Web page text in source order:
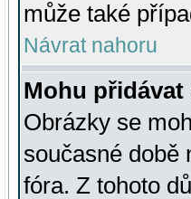
může také
Návrat nahoru
Mohu přidávat
Obrázky se
současné době
fóra. Z tohoto